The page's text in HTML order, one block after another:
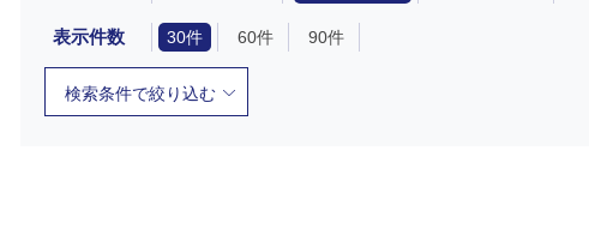
表示件数 30件 60件 90件
検索条件で絞り込む